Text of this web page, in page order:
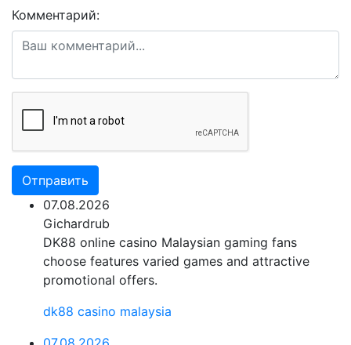
Комментарий:
Отправить
07.08.2026
Gichardrub
DK88 online casino Malaysian gaming fans
choose features varied games and attractive
promotional offers.
dk88 casino malaysia